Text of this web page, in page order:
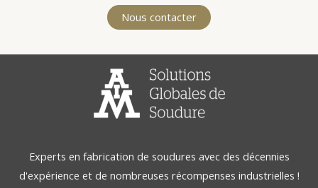
Nous contacter
Experts en fabrication de soudures avec des décennies
d'expérience et de nombreuses récompenses industrielles !